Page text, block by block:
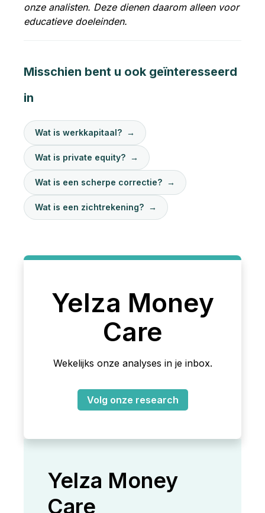
onze analisten. Deze dienen daarom alleen voor
educatieve doeleinden.
Misschien bent u ook geïnteresseerd
in
Wat is werkkapitaal? →
Wat is private equity? →
Wat is een scherpe correctie? →
Wat is een zichtrekening? →
Yelza Money
Care
Wekelijks onze analyses in je inbox.
Volg onze research
Yelza Money
Care